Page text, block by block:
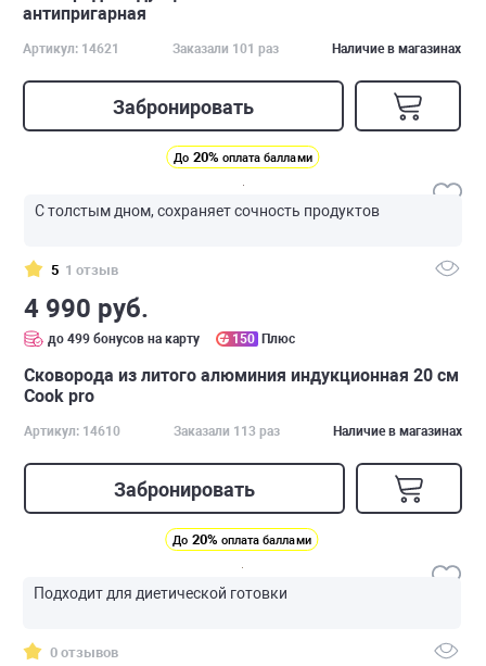
антипригарная
Артикул: 14621 Заказали 101 раз Наличие в магазинах
Забронировать
До 20% оплата баллами
С толстым дном, сохраняет сочность продуктов
5 1 отзыв
4 990 руб.
до 499 бонусов на карту 150 Плюс
Сковорода из литого алюминия индукционная 20 см
Cook pro
Артикул: 14610 Заказали 113 раз Наличие в магазинах
Забронировать
До 20% оплата баллами
Подходит для диетической готовки
0 отзывов